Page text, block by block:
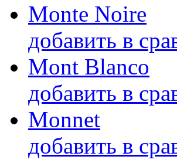
Monte Noire
добавить в
Mont Blanco
добавить в
Monnet
добавить в